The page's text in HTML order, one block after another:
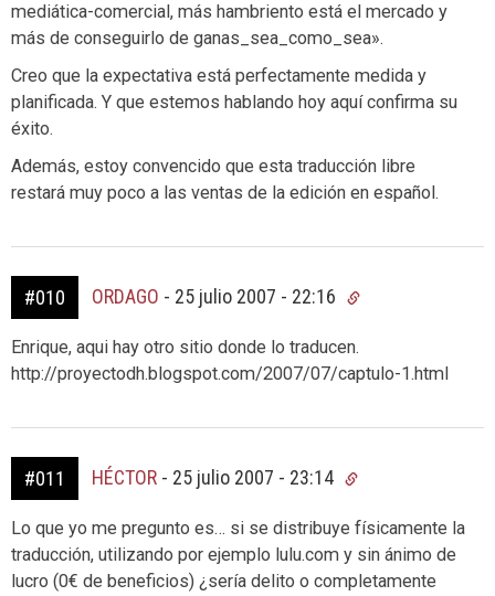
mediática-comercial, más hambriento está el mercado y
más de conseguirlo de ganas_sea_como_sea».
Creo que la expectativa está perfectamente medida y
planificada. Y que estemos hablando hoy aquí confirma su
éxito.
Además, estoy convencido que esta traducción libre
restará muy poco a las ventas de la edición en español.
#010 ORDAGO - 25 julio 2007 - 22:16
Enrique, aqui hay otro sitio donde lo traducen.
http://proyectodh.blogspot.com/2007/07/captulo-1.html
#011 HÉCTOR - 25 julio 2007 - 23:14
Lo que yo me pregunto es… si se distribuye físicamente la
traducción, utilizando por ejemplo lulu.com y sin ánimo de
lucro (0€ de beneficios) ¿sería delito o completamente